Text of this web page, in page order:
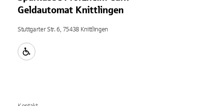
Geldautomat Knittlingen
Stuttgarter Str. 6, 75438 Knittlingen